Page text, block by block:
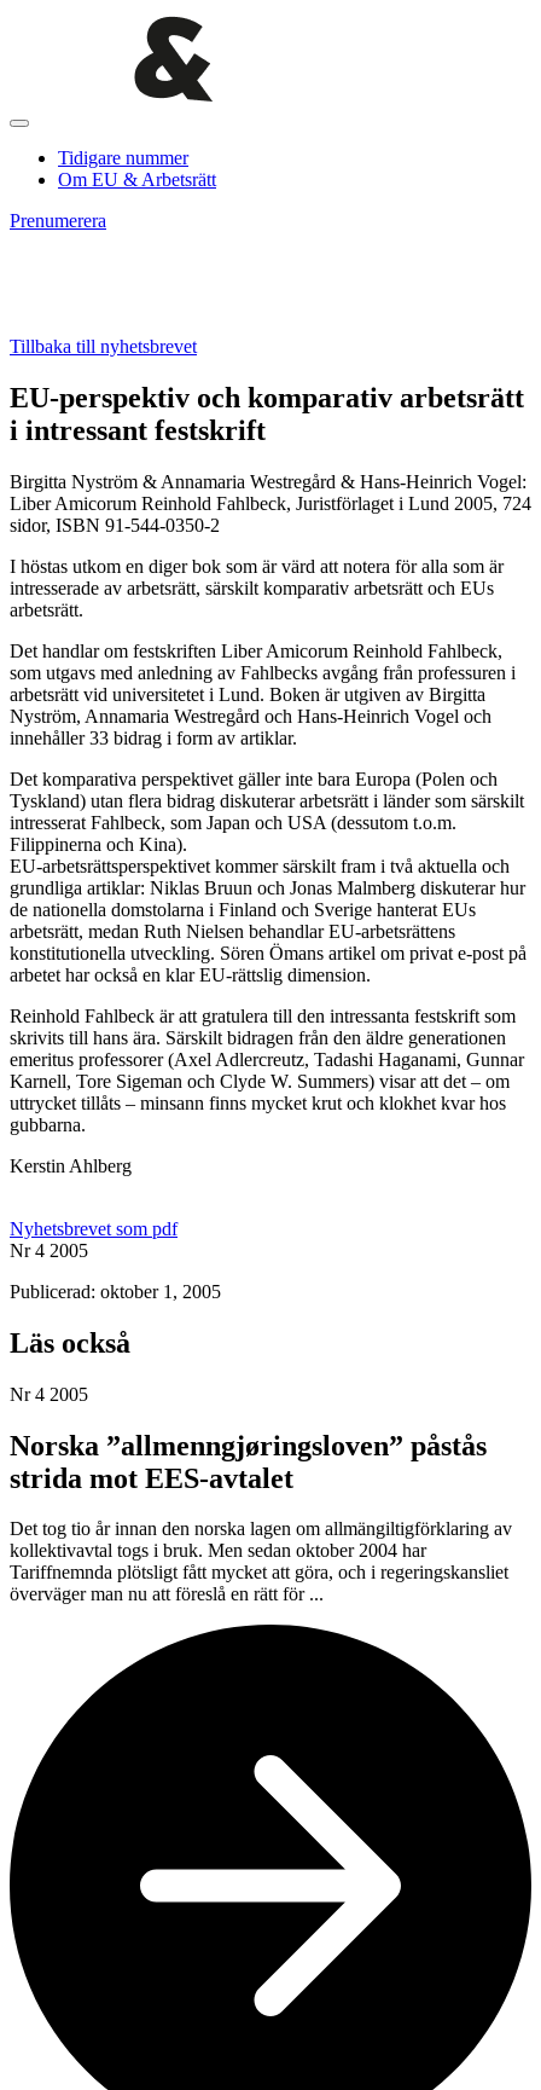
Tidigare nummer
Om EU & Arbetsrätt
Prenumerera
Tillbaka till nyhetsbrevet
EU-perspektiv och komparativ arbetsrätt
i intressant festskrift
Birgitta Nyström & Annamaria Westregård & Hans-Heinrich Vogel:
Liber Amicorum Reinhold Fahlbeck, Juristförlaget i Lund 2005, 724
sidor, ISBN 91-544-0350-2
I höstas utkom en diger bok som är värd att notera för alla som är
intresserade av arbetsrätt, särskilt komparativ arbetsrätt och EUs
arbetsrätt.
Det handlar om festskriften Liber Amicorum Reinhold Fahlbeck,
som utgavs med anledning av Fahlbecks avgång från professuren i
arbetsrätt vid universitetet i Lund. Boken är utgiven av Birgitta
Nyström, Annamaria Westregård och Hans-Heinrich Vogel och
innehåller 33 bidrag i form av artiklar.
Det komparativa perspektivet gäller inte bara Europa (Polen och
Tyskland) utan flera bidrag diskuterar arbetsrätt i länder som särskilt
intresserat Fahlbeck, som Japan och USA (dessutom t.o.m.
Filippinerna och Kina).
EU-arbetsrättsperspektivet kommer särskilt fram i två aktuella och
grundliga artiklar: Niklas Bruun och Jonas Malmberg diskuterar hur
de nationella domstolarna i Finland och Sverige hanterat EUs
arbetsrätt, medan Ruth Nielsen behandlar EU-arbetsrättens
konstitutionella utveckling. Sören Ömans artikel om privat e-post på
arbetet har också en klar EU-rättslig dimension.
Reinhold Fahlbeck är att gratulera till den intressanta festskrift som
skrivits till hans ära. Särskilt bidragen från den äldre generationen
emeritus professorer (Axel Adlercreutz, Tadashi Haganami, Gunnar
Karnell, Tore Sigeman och Clyde W. Summers) visar att det – om
uttrycket tillåts – minsann finns mycket krut och klokhet kvar hos
gubbarna.
Kerstin Ahlberg
Nyhetsbrevet som pdf
Nr 4 2005
Publicerad: oktober 1, 2005
Läs också
Nr 4 2005
Norska ”allmenngjøringsloven” påstås
strida mot EES-avtalet
Det tog tio år innan den norska lagen om allmängiltigförklaring av
kollektivavtal togs i bruk. Men sedan oktober 2004 har
Tariffnemnda plötsligt fått mycket att göra, och i regeringskansliet
överväger man nu att föreslå en rätt för ...